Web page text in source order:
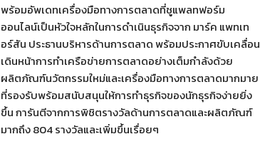
พร้อมอัพเดทเครื่องมือทางการตลาดที่ชูแพลทฟอร์ม
ออนไลน์เป็นหัวใจหลักในการดำเนินธุรกิจจาก มาร์ค แพทเท
อร์สัน ประธานบริหารด้านการตลาด พร้อมประกาศขับเคลื่อน
เดินหน้าการทำเครือข่ายการตลาดอย่างเต็มกำลังด้วย
ผลิตภัณฑ์นวัตกรรมใหม่และเครื่องมือทางการตลาดมากมาย
ที่รองรับพร้อมสนับสนุนให้การทำธุรกิจของนักธุรกิจง่ายยิ่ง
ขึ้น การันตีจากการพิชิตรางวัลด้านการตลาดและผลิตภัณฑ์
มากถึง 804 รางวัลและเพิ่มขึ้นเรื่อยๆ